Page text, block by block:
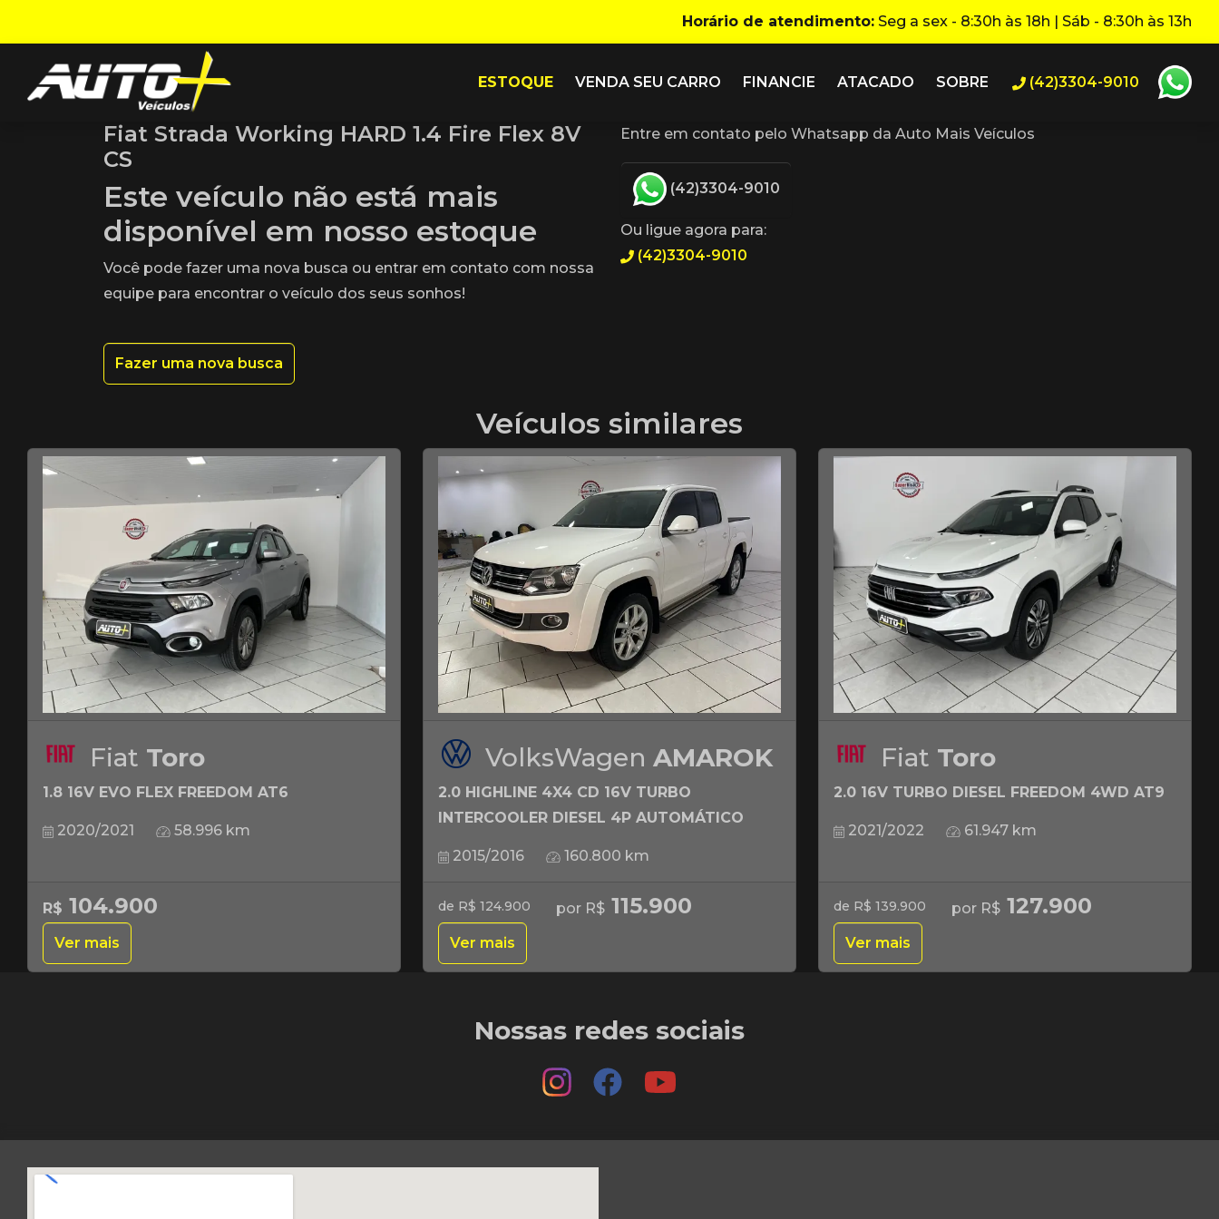
Horário de atendimento: Seg a sex - 8:30h às 18h | Sáb - 8:30h às 13h
ESTOQUE VENDA SEU CARRO FINANCIE ATACADO SOBRE (42)3304-9010
Fiat Strada Working HARD 1.4 Fire Flex 8V
CS
Este veículo não está mais
disponível em nosso estoque
Você pode fazer uma nova busca ou entrar em contato com nossa
equipe para encontrar o veículo dos seus sonhos!
Fazer uma nova busca
Entre em contato pelo Whatsapp da Auto Mais Veículos
(42)3304-9010
Ou ligue agora para:
(42)3304-9010
Veículos similares
Fiat Toro
1.8 16V EVO FLEX FREEDOM AT6
2020/2021 58.996 km
R$ 104.900
Ver mais
VolksWagen AMAROK
2.0 HIGHLINE 4X4 CD 16V TURBO
INTERCOOLER DIESEL 4P AUTOMÁTICO
2015/2016 160.800 km
de R$ 124.900 por R$ 115.900
Ver mais
Fiat Toro
2.0 16V TURBO DIESEL FREEDOM 4WD AT9
2021/2022 61.947 km
de R$ 139.900 por R$ 127.900
Ver mais
Nossas redes sociais